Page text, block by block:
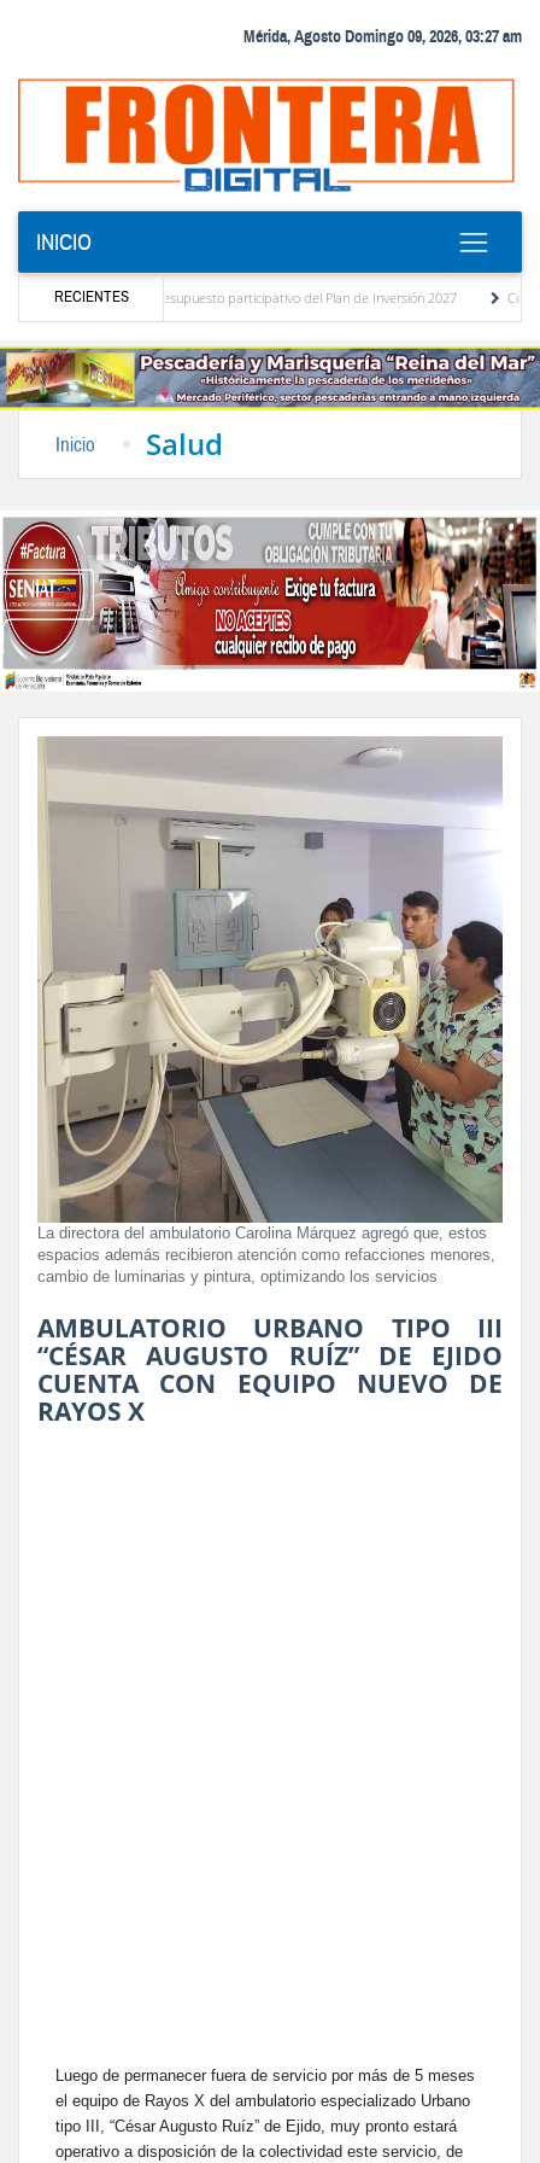
Mérida, Agosto Domingo 09, 2026, 03:27 am
INICIO
RECIENTES
el diagnóstico del presupuesto participativo del Plan de Inversión 2027
Inicio Salud
La directora del ambulatorio Carolina Márquez agregó que, estos
espacios además recibieron atención como refacciones menores,
cambio de luminarias y pintura, optimizando los servicios
AMBULATORIO URBANO TIPO III
“CÉSAR AUGUSTO RUÍZ” DE EJIDO
CUENTA CON EQUIPO NUEVO DE
RAYOS X
Luego de permanecer fuera de servicio por más de 5 meses
el equipo de Rayos X del ambulatorio especializado Urbano
tipo III, “César Augusto Ruíz” de Ejido, muy pronto estará
operativo a disposición de la colectividad este servicio, de